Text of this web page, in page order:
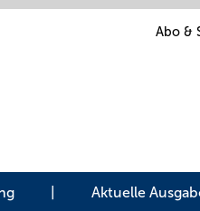
Abo &
Aktuelle